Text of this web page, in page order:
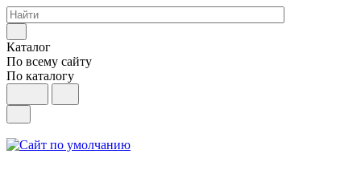
Каталог
По всему сайту
По каталогу